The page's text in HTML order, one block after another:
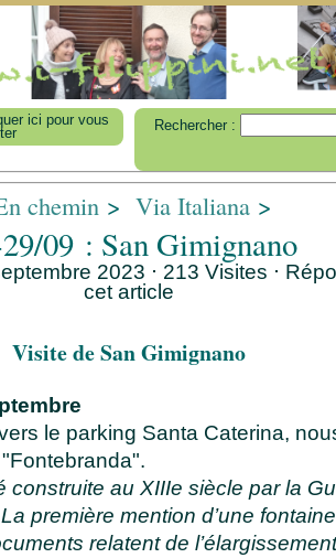
ici pour vous
Rechercher :
chemin > Via Italiana >
09 : San Gimignano
2023 ⋅ 213 Visites ⋅
cet article
Visite de San Gimignano
le parking Santa Caterina,
construite au XIIIe siècle par la
première mention d’une
relatent de